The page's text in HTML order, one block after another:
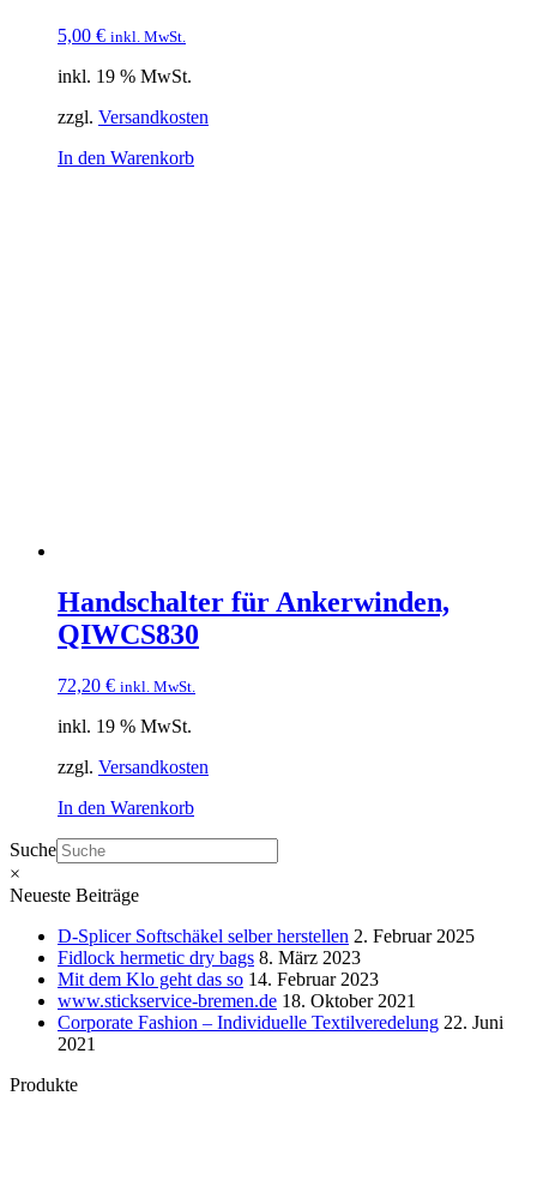
5,00 € inkl. MwSt.
inkl. 19 % MwSt.
zzgl. Versandkosten
In den Warenkorb
Handschalter für Ankerwinden,
QIWCS830
72,20 € inkl. MwSt.
inkl. 19 % MwSt.
zzgl. Versandkosten
In den Warenkorb
Suche
×
Neueste Beiträge
D-Splicer Softschäkel selber herstellen 2. Februar 2025
Fidlock hermetic dry bags 8. März 2023
Mit dem Klo geht das so 14. Februar 2023
www.stickservice-bremen.de 18. Oktober 2021
Corporate Fashion – Individuelle Textilveredelung 22. Juni
2021
Produkte